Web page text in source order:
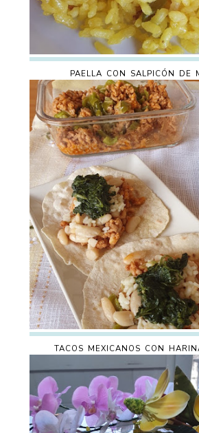
PAELLA CON SALPICÓN DE
TACOS MEXICANOS CON